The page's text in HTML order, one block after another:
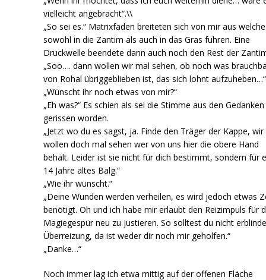
vielleicht angebracht“.\\
„So sei es.“ Matrixfäden breiteten sich von mir aus welche
sowohl in die Zantim als auch in das Gras fuhren. Eine
Druckwelle beendete dann auch noch den Rest der
„Soo…. dann wollen wir mal sehen, ob noch was
von Rohal übriggeblieben ist, das sich lohnt aufzuheben…“
„Wünscht ihr noch etwas von mir?“
„Eh was?“ Es schien als sei die Stimme aus den Gedanken
gerissen worden.
„Jetzt wo du es sagst, ja. Finde den Träger der Kappe, wir
wollen doch mal sehen wer von uns hier die obere Hand
behält. Leider ist sie nicht für dich bestimmt, sondern für
14 Jahre altes Balg.“
„Wie ihr wünscht.“
„Deine Wunden werden verheilen, es wird jedoch etwas
benötigt. Oh und ich habe mir erlaubt den Reizimpuls für
Magiegespür neu zu justieren. So solltest du nicht
Überreizung, da ist weder dir noch mir geholfen.“
„Danke…“
Noch immer lag ich etwa mittig auf der offenen Fläche